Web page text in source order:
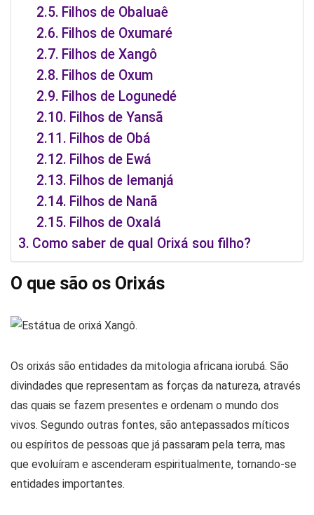
Filhos de Obaluaê
Filhos de Oxumaré
Filhos de Xangô
Filhos de Oxum
Filhos de Logunedé
Filhos de Yansã
Filhos de Obá
Filhos de Ewá
Filhos de Iemanjá
Filhos de Nanã
Filhos de Oxalá
Como saber de qual Orixá sou filho?
O que são os Orixás
Os orixás são entidades da mitologia africana iorubá. São
divindades que representam as forças da natureza, através
das quais se fazem presentes e ordenam o mundo dos
vivos. Segundo outras fontes, são antepassados míticos
ou espíritos de pessoas que já passaram pela terra, mas
que evoluíram e ascenderam espiritualmente, tornando-se
entidades importantes.